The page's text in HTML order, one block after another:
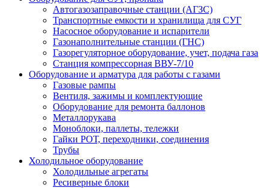
Автогазозаправочные станции (АГЗС)
Транспортные емкости и хранилища для СУГ
Насосное оборудование и испарители
Газонаполнительные станции (ГНС)
Газорегуляторное оборудование, учет, подача газа
Станция компрессорная ВВУ-7/10
Оборудование и арматура для работы с газами
Газовые рампы
Вентиля, зажимы и комплектующие
Оборудование для ремонта баллонов
Металлорукава
Моноблоки, паллеты, тележки
Гайки РОТ, переходники, соединения
Трубы
Холодильное оборудование
Холодильные агрегаты
Ресиверные блоки